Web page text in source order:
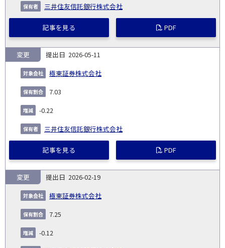
三井住友信託銀行株式会社
記事を見る PDF
2026-05-11
極東証券株式会社
変更
7.03
-0.22
三井住友信託銀行株式会社
記事を見る PDF
2026-02-19
極東証券株式会社
変更
7.25
-0.12